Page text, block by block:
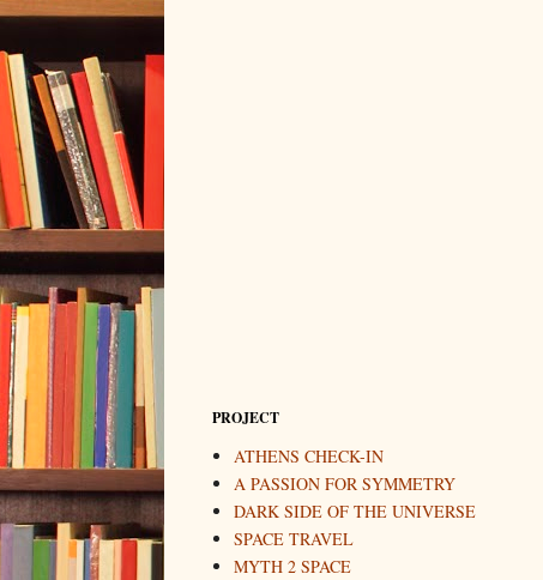
PROJECT
ATHENS CHECK-IN
A PASSION FOR SYMMETRY
DARK SIDE OF THE UNIVERSE
SPACE TRAVEL
MYTH 2 SPACE